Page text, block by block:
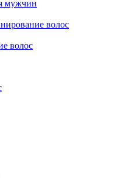
мужчин
волос
волос